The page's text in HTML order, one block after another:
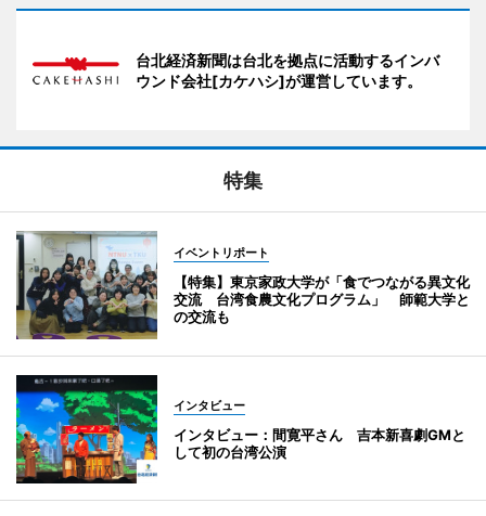
台北経済新聞は台北を拠点に活動するインバ
ウンド会社[カケハシ]が運営しています。
特集
イベントリポート
【特集】東京家政大学が「食でつながる異文化
交流 台湾食農文化プログラム」 師範大学と
の交流も
インタビュー
インタビュー：間寛平さん 吉本新喜劇GMと
して初の台湾公演